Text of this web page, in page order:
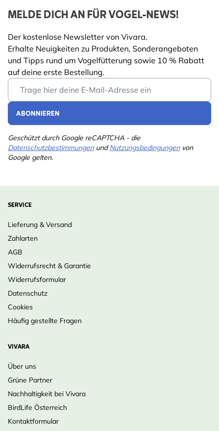
Breite 179 mm
Länge 232 mm
Gewicht
Farbe Grün
Material
Mehr lesen
MELDE DICH AN FÜR VOGEL-NEWS!
Der kostenlose Newsletter von Vivara.
Erhalte Neuigkeiten zu Produkten, Sonderangeboten
und Tipps rund um Vogelfütterung sowie 10 % Rabatt
auf deine erste Bestellung.
Email Address
ABONNIEREN
Geschützt durch Google reCAPTCHA - die
DatenschutzbestimmungenundNutzungsbedingungenvon
Google gelten.
SERVICE
Lieferung & Versand
Zahlarten
AGB
Widerrufsrecht & Garantie
Widerrufsformular
Datenschutz
Cookies
Häufig gestellte Fragen
VIVARA
Über uns
Grüne Partner
Nachhaltigkeit bei Vivara
BirdLife Österreich
Kontaktformular